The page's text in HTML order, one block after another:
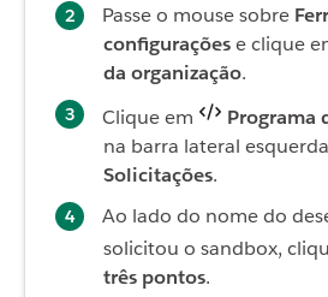
Passe o mouse sobre
configuraçõese clique
da organização.
Clique em
Programa
na barra lateral
Solicitações.
Ao lado do nome do
solicitou o sandbox,
três pontos.